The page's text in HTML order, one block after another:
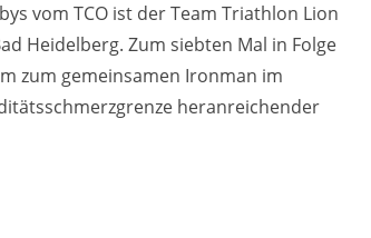
vom TCO ist der Team Triathlon Lion
Heidelberg. Zum siebten Mal in Folge
zum gemeinsamen Ironman im
heranreichender